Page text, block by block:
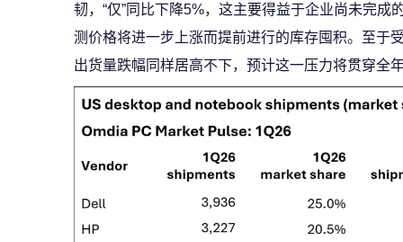
韧，“仅”同比下降5%，这主要得益于企业尚未完
测价格将进一步上涨而提前进行的库存囤积。至于
出货量跌幅同样居高不下，预计这一压力将贯穿全